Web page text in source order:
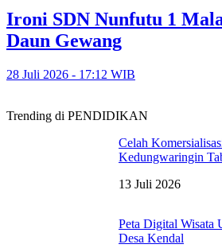
Ironi SDN Nunfutu 1
Daun Gewang
28 Juli 2026 - 17:12 WIB
Trending di PENDIDIKAN
Celah
Kedungwaringin
13 Juli 2026
Peta Digital Wisata
Desa Kendal